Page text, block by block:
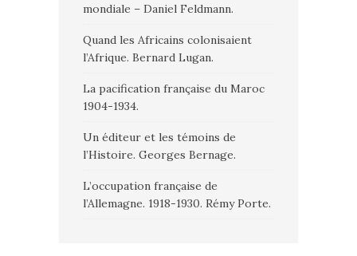
mondiale – Daniel Feldmann.
Quand les Africains colonisaient
l’Afrique. Bernard Lugan.
La pacification française du Maroc
1904-1934.
Un éditeur et les témoins de
l’Histoire. Georges Bernage.
L’occupation française de
l’Allemagne. 1918-1930. Rémy Porte.